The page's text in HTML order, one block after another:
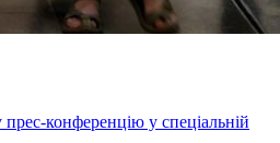
конференцію у спеціальній